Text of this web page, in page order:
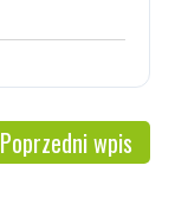
Poprzedni wpis